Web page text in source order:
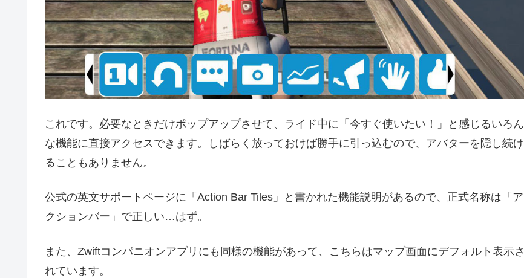
これです。必要なときだけポップアップさせて、ライド中に「今すぐ使いたい！」と感じるいろん
な機能に直接アクセスできます。しばらく放っておけば勝手に引っ込むので、アバターを隠し続け
ることもありません。
公式の英文サポートページに「Action Bar Tiles」と書かれた機能説明があるので、正式名称は「ア
クションバー」で正しい…はず。
また、Zwiftコンパニオンアプリにも同様の機能があって、こちらはマップ画面にデフォルト表示さ
れています。